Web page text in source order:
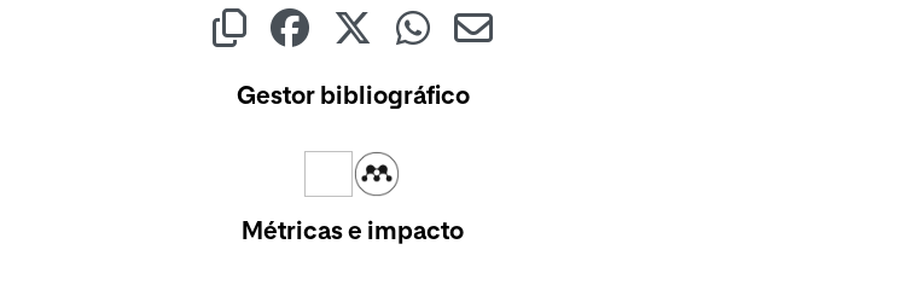
Gestor bibliográfico
Métricas e impacto